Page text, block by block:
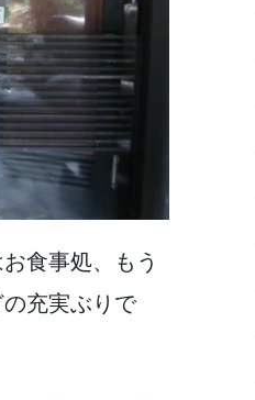
食事処、もう
充実ぶりで